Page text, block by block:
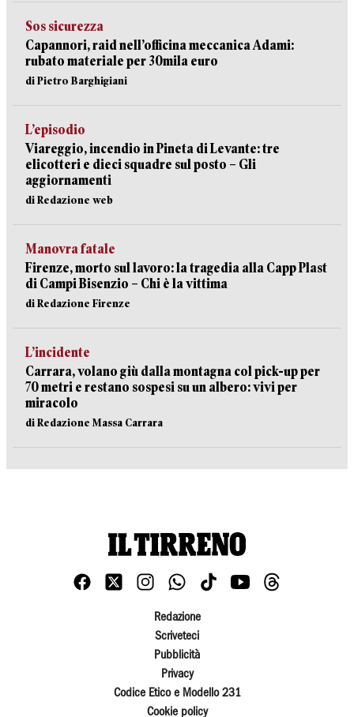
Sos sicurezza
Capannori, raid nell’officina meccanica Adami:
rubato materiale per 30mila euro
di Pietro Barghigiani
L’episodio
Viareggio, incendio in Pineta di Levante: tre
elicotteri e dieci squadre sul posto – Gli
aggiornamenti
di Redazione web
Manovra fatale
Firenze, morto sul lavoro: la tragedia alla Capp Plast
di Campi Bisenzio – Chi è la vittima
di Redazione Firenze
L’incidente
Carrara, volano giù dalla montagna col pick-up per
70 metri e restano sospesi su un albero: vivi per
miracolo
di Redazione Massa Carrara
Redazione
Scriveteci
Pubblicità
Privacy
Codice Etico e Modello 231
Cookie policy